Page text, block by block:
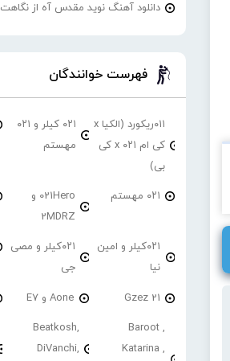
دانلود آهنگ نوید مقدس آه از نگاهت
فهرست خوانندگان
۰۱۱ریکورد (الکیا x
کی ام ۰۲۱ x کی
بی)
۰۲۱ کیلر و ۰۲۱
مهستم
۰۲۱ مهستم
021Hero و
2MDRZ
۰۲۱کیلر و امین
نیا
۰۲۱کیلر و مصی
جی
21 Gzez Aone و E7
Baroot ,
Katarina ,
Beatkosh,
DiVanchi,